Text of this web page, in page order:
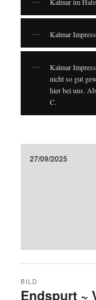
Kalmar
Kalmar
nicht so gut
hier bei uns.
C.
27/09/2025
Endspurt ~
BILD